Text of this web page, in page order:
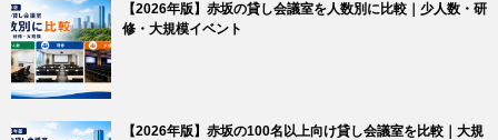
【2026年版】赤坂の貸し会議室を人数別に比較｜少人数・研
修・大規模イベント
【2026年版】赤坂の100名以上向け貸し会議室を比較｜大規